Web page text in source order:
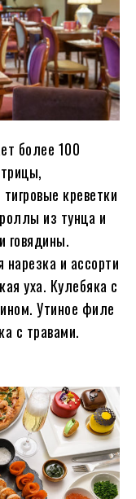
более 100
креветки
из тунца и
говядины.
и ассорти
уха. Кулебяка с
Утиное филе
с травами.